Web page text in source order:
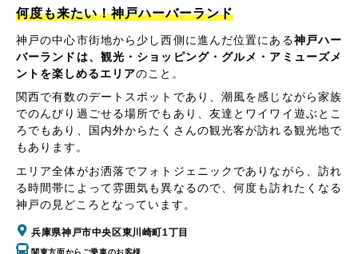
何度も来たい！神戸ハーバーランド
神戸の中心市街地から少し西側に進んだ位置にある神戸ハー
バーランドは、観光・ショッピング・グルメ・アミューズメ
ントを楽しめるエリアのこと。
関西で有数のデートスポットであり、潮風を感じながら家族
でのんびり過ごせる場所でもあり、友達とワイワイ遊ぶとこ
ろでもあり、国内外からたくさんの観光客が訪れる観光地で
もあります。
エリア全体がお洒落でフォトジェニックでありながら、訪れ
る時間帯によって雰囲気も異なるので、何度も訪れたくなる
神戸の見どころとなっています。
兵庫県神戸市中央区東川崎町1丁目
関東方面からご乗車のお客様